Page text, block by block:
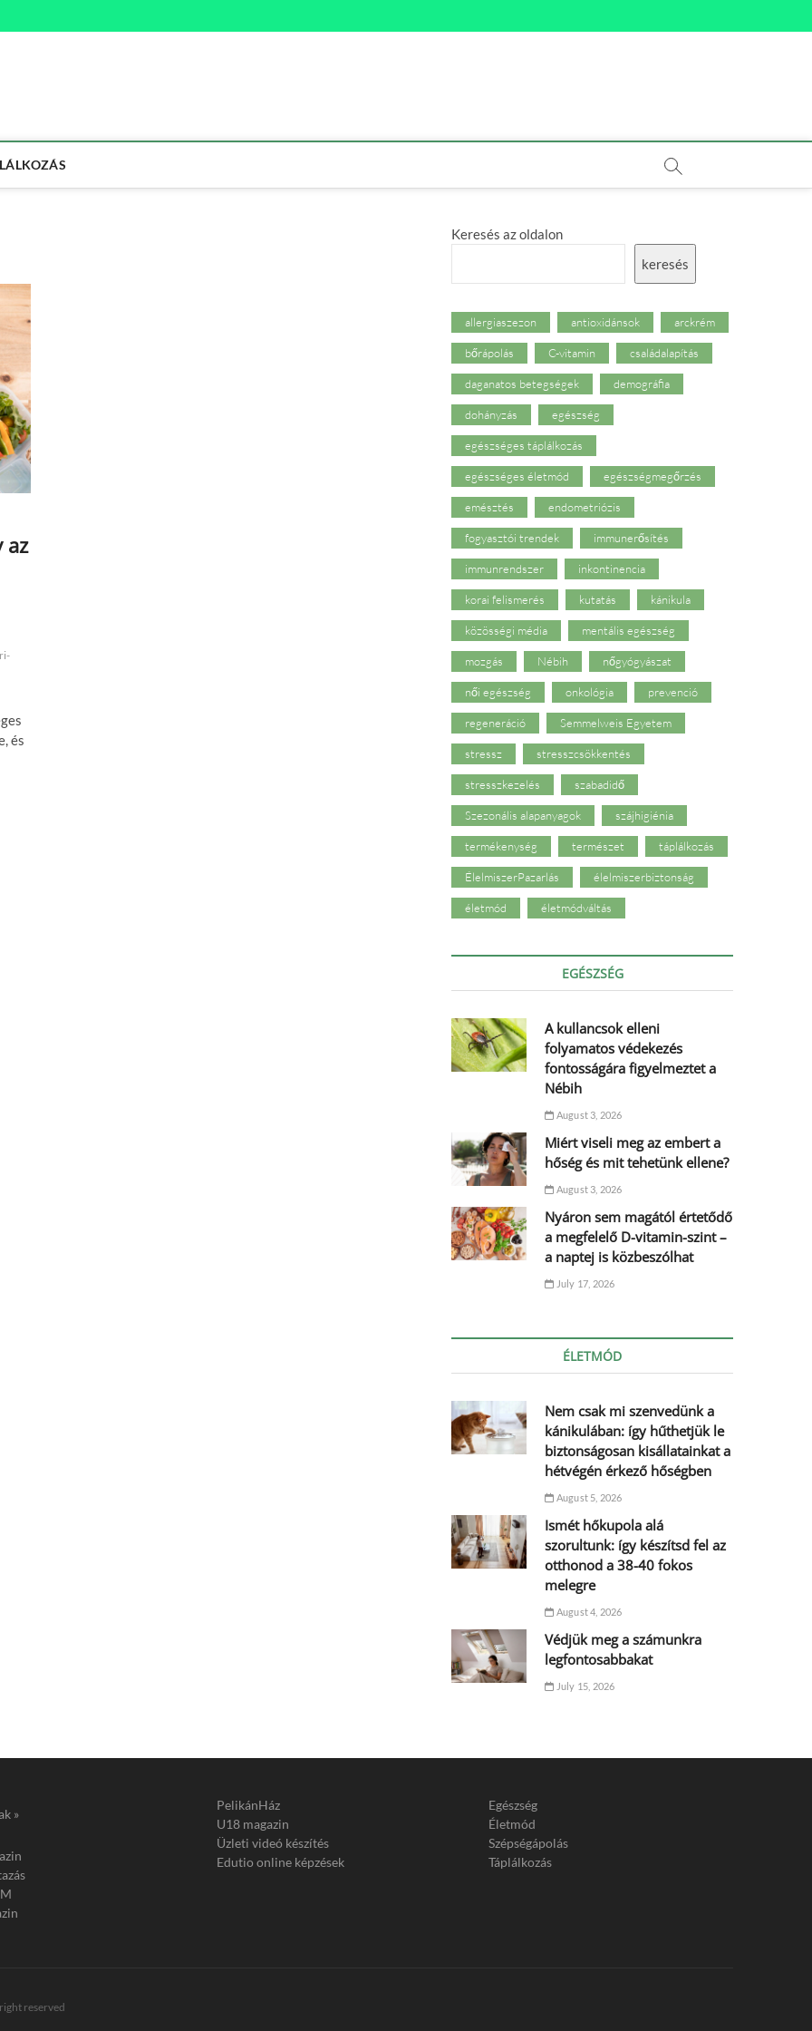
az
és
Keresés az oldalon
keresés
allergiaszezon antioxidánsok arckrém
bőrápolás C-vitamin családalapítás
daganatos betegségek demográfia
dohányzás egészség
egészséges táplálkozás
egészséges életmód egészségmegőrzés
emésztés endometriózis
fogyasztói trendek immunerősítés
immunrendszer inkontinencia
korai felismerés kutatás kánikula
közösségi média mentális egészség
mozgás Nébih nőgyógyászat
női egészség onkológia prevenció
regeneráció Semmelweis Egyetem
stressz stresszcsökkentés
stresszkezelés szabadidő
Szezonális alapanyagok szájhigiénia
termékenység természet táplálkozás
ÉlelmiszerPazarlás élelmiszerbiztonság
életmód életmódváltás
EGÉSZSÉG
A kullancsok elleni
folyamatos védekezés
fontosságára figyelmeztet a
Nébih
August 3, 2026
Miért viseli meg az embert a
hőség és mit tehetünk ellene?
August 3, 2026
Nyáron sem magától értetődő
a megfelelő D-vitamin-szint –
a naptej is közbeszólhat
July 17, 2026
ÉLETMÓD
Nem csak mi szenvedünk a
kánikulában: így hűthetjük le
biztonságosan kisállatainkat a
hétvégén érkező hőségben
August 5, 2026
Ismét hőkupola alá
szorultunk: így készítsd fel az
otthonod a 38-40 fokos
melegre
August 4, 2026
Védjük meg a számunkra
legfontosabbakat
July 15, 2026
»
PelikánHáz
U18 magazin
Üzleti videó készítés
Edutio online képzések
Egészség
Életmód
Szépségápolás
Táplálkozás
reserved